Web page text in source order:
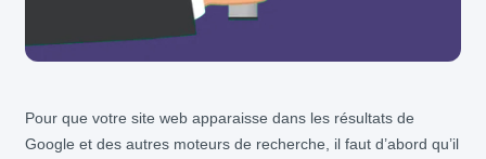
Pour que votre site web apparaisse dans les résultats de
Google et des autres moteurs de recherche, il faut d’abord qu’il